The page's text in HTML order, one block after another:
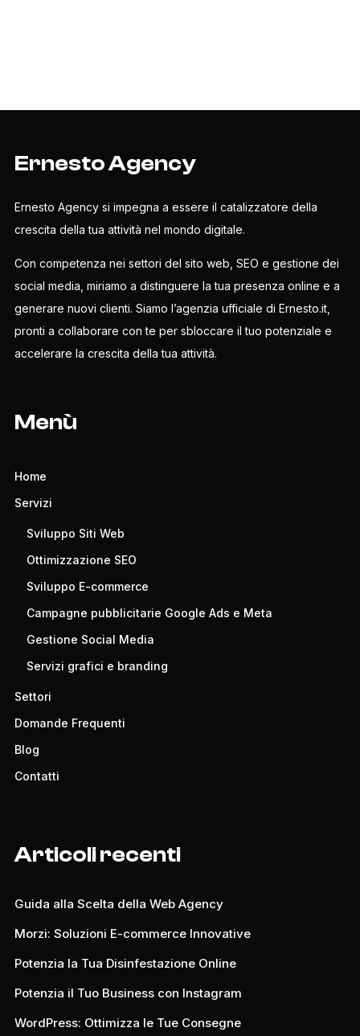
Ernesto Agency
Ernesto Agency si impegna a essere il catalizzatore della
crescita della tua attività nel mondo digitale.
Con competenza nei settori del sito web, SEO e gestione dei
social media, miriamo a distinguere la tua presenza online e a
generare nuovi clienti. Siamo l’agenzia ufficiale di Ernesto.it,
pronti a collaborare con te per sbloccare il tuo potenziale e
accelerare la crescita della tua attività.
Menù
Home
Servizi
Sviluppo Siti Web
Ottimizzazione SEO
Sviluppo E-commerce
Campagne pubblicitarie Google Ads e Meta
Gestione Social Media
Servizi grafici e branding
Settori
Domande Frequenti
Blog
Contatti
Articoli recenti
Guida alla Scelta della Web Agency
Morzi: Soluzioni E-commerce Innovative
Potenzia la Tua Disinfestazione Online
Potenzia il Tuo Business con Instagram
WordPress: Ottimizza le Tue Consegne